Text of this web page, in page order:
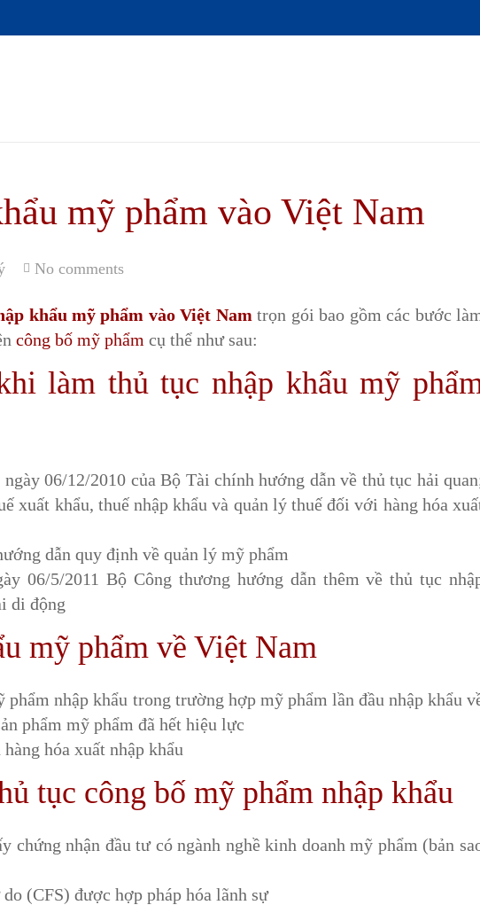
mỹ phẩm vào Việt Nam
No comments
khẩu mỹ phẩm vào Việt Nam trọn gói bao gồm các bước
công bố mỹ phẩm cụ thể như sau:
làm thủ tục nhập khẩu mỹ
06/12/2010 của Bộ Tài chính hướng dẫn về thủ tục hải
xuất khẩu, thuế nhập khẩu và quản lý thuế đối với hàng hóa
dẫn quy định về quản lý mỹ phẩm
06/5/2011 Bộ Công thương hướng dẫn thêm về thủ tục
di động
mỹ phẩm về Việt Nam
nhập khẩu trong trường hợp mỹ phẩm lần đầu nhập khẩu
phẩm mỹ phẩm đã hết hiệu lực
hóa xuất nhập khẩu
tục công bố mỹ phẩm nhập khẩu
chứng nhận đầu tư có ngành nghề kinh doanh mỹ phẩm (bản
(CFS) được hợp pháp hóa lãnh sự